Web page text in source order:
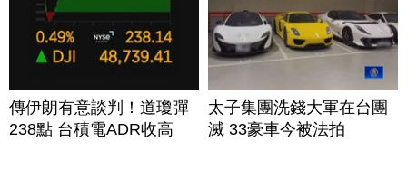
傳伊朗有意談判！道瓊彈
238點 台積電ADR收高
太子集團洗錢大軍在台團
滅 33豪車今被法拍